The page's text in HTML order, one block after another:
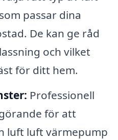
passar dina
De kan ge råd
och vilket
för ditt hem.
Professionell
för att
luft luft värmepump